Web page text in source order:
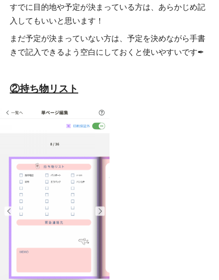
すでに目的地や予定が決まっている方は、あらかじめ記
入してもいいと思います！
まだ予定が決まっていない方は、予定を決めながら手書
きで記入できるよう空白にしておくと使いやすいです✒
②持ち物リスト